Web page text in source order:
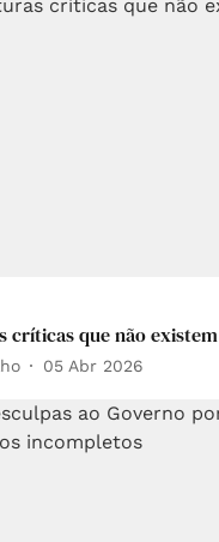
críticas que não existem
05 Abr 2026